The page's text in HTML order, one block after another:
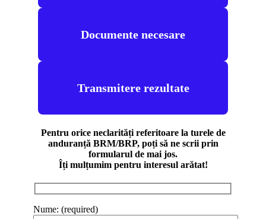
Documente necesare
Transmitere rezultate
Pentru orice neclarități referitoare la turele de
anduranță BRM/BRP, poți să ne scrii prin
formularul de mai jos.
Îți mulțumim pentru interesul arătat!
Nume: (required)